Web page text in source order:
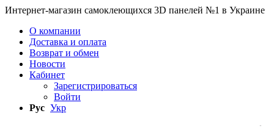
Интернет-магазин самоклеющихся 3D панелей №1 в Украине
О компании
Доставка и оплата
Возврат и обмен
Новости
Кабинет
Зарегистрироваться
Войти
Рус Укр